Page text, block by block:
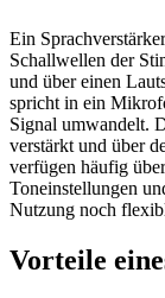
Ein
Schallwellen der
und über einen
spricht in ein
Signal umwandelt.
verstärkt und über
verfügen häufig
Toneinstellungen
Nutzung noch
Vorteile